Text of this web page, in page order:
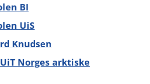
BI
UiS
Knudsen
Norges arktiske